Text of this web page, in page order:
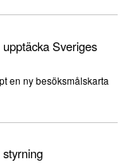
Sveriges
en ny besöksmålskarta